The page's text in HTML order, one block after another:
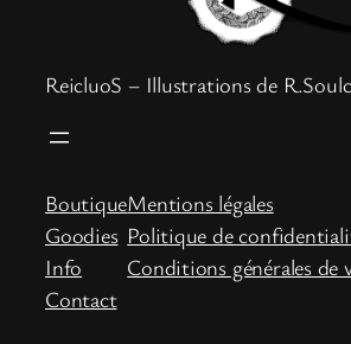
ReicluoS – Illustrations de
Boutique
Goodies
Info
Contact
Mentions légales
Politique de
Conditions générales de